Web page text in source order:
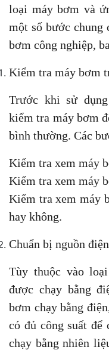
loại máy bơm và
một số bước chung
bơm công nghiệp,
Kiểm tra máy bơm
Trước khi sử
kiểm tra máy bơm
bình thường. Các
Kiểm tra xem máy
Kiểm tra xem máy
Kiểm tra xem máy
hay không.
Chuẩn bị nguồn
Tùy thuộc vào
được chạy bằng
bơm chạy bằng
có đủ công suất để
chạy bằng nhiên